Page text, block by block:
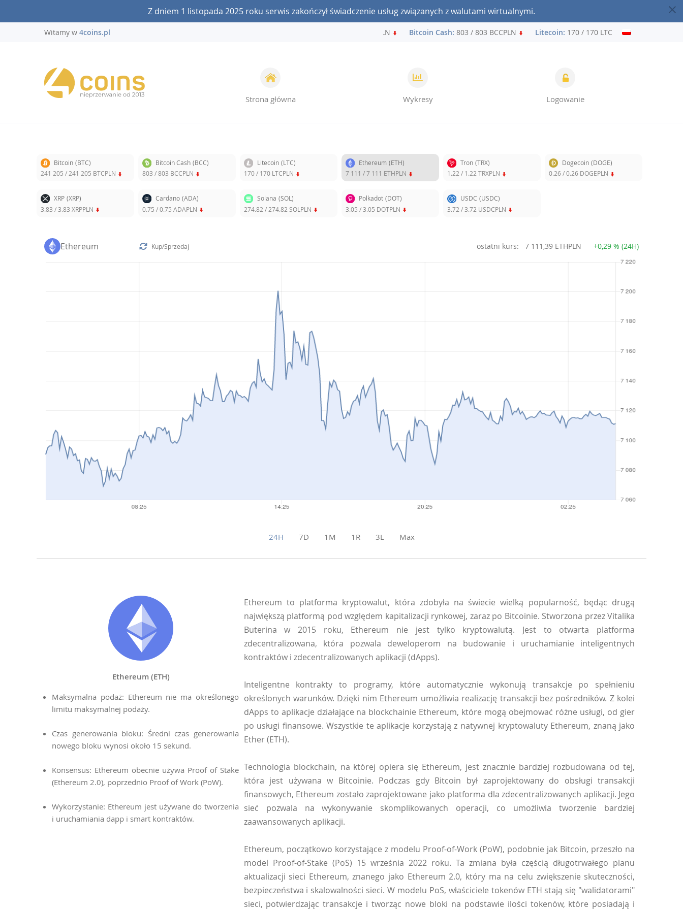
Z dniem 1 listopada 2025 roku serwis zakończył świadczenie usług związanych z walutami wirtualnymi.
Witamy w 4coins.pl 241 205 / 241 205 BTCPLN Bitcoin Cash:803 / 803 BCCPLN Litecoin:170 / 170 LTCPLN
Strona główna Wykresy Logowanie
Bitcoin (BTC)
241 205 /241 205 BTCPLN
Bitcoin Cash (BCC)
803 /803 BCCPLN
Litecoin (LTC)
170/ 170 LTCPLN
Ethereum (ETH)
7 111 /7 111 ETHPLN
Tron (TRX)
1.22 / 1.22 TRXPLN
Dogecoin (DOGE)
0.26/0.26 DOGEPLN
XRP (XRP)
3.83 / 3.83 XRPPLN
Cardano (ADA)
0.75 /0.75 ADAPLN
Solana (SOL)
274.82 / 274.82 SOLPLN
Polkadot (DOT)
3.05 / 3.05 DOTPLN
USDC (USDC)
3.72 / 3.72 USDCPLN
Ethereum Kup/Sprzedaj ostatni kurs: 7 111,39 ETHPLN +0,29 % (24H)
24H 7D 1M 1R 3L Max
Ethereum (ETH)
Maksymalna podaż: Ethereum nie ma określonego
limitu maksymalnej podaży.
Czas generowania bloku: Średni czas generowania
nowego bloku wynosi około 15 sekund.
Konsensus: Ethereum obecnie używa Proof of Stake
(Ethereum 2.0), poprzednio Proof of Work (PoW).
Wykorzystanie: Ethereum jest używane do tworzenia
i uruchamiania dapp i smart kontraktów.
Ethereum to platforma kryptowalut, która zdobyła na świecie wielką popularność, będąc drugą
największą platformą pod względem kapitalizacji rynkowej, zaraz po Bitcoinie. Stworzona przez Vitalika
Buterina w 2015 roku, Ethereum nie jest tylko kryptowalutą. Jest to otwarta platforma
zdecentralizowana, która pozwala deweloperom na budowanie i uruchamianie inteligentnych
kontraktów i zdecentralizowanych aplikacji (dApps).
Inteligentne kontrakty to programy, które automatycznie wykonują transakcje po spełnieniu
określonych warunków. Dzięki nim Ethereum umożliwia realizację transakcji bez pośredników. Z kolei
dApps to aplikacje działające na blockchainie Ethereum, które mogą obejmować różne usługi, od gier
po usługi finansowe. Wszystkie te aplikacje korzystają z natywnej kryptowaluty Ethereum, znaną jako
Ether (ETH).
Technologia blockchain, na której opiera się Ethereum, jest znacznie bardziej rozbudowana od tej,
która jest używana w Bitcoinie. Podczas gdy Bitcoin był zaprojektowany do obsługi transakcji
finansowych, Ethereum zostało zaprojektowane jako platforma dla zdecentralizowanych aplikacji. Jego
sieć pozwala na wykonywanie skomplikowanych operacji, co umożliwia tworzenie bardziej
zaawansowanych aplikacji.
Ethereum, początkowo korzystające z modelu Proof-of-Work (PoW), podobnie jak Bitcoin, przeszło na
model Proof-of-Stake (PoS) 15 września 2022 roku. Ta zmiana była częścią długotrwałego planu
aktualizacji sieci Ethereum, znanego jako Ethereum 2.0, który ma na celu zwiększenie skuteczności,
bezpieczeństwa i skalowalności sieci. W modelu PoS, właściciele tokenów ETH stają się "walidatorami"
sieci, potwierdzając transakcje i tworząc nowe bloki na podstawie ilości tokenów, które posiadają i